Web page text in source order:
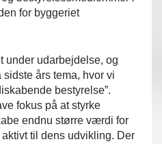
for byggeriet
under udarbejdelse, og
års tema, hvor vi
bestyrelse”.
fokus på at styrke
endnu større værdi for
til dens udvikling. Der